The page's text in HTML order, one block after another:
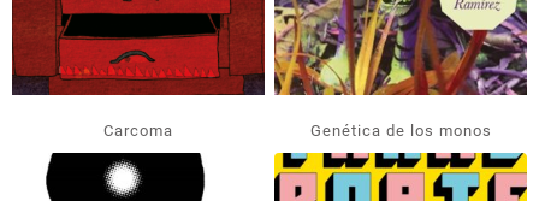
Carcoma Genética de los monos